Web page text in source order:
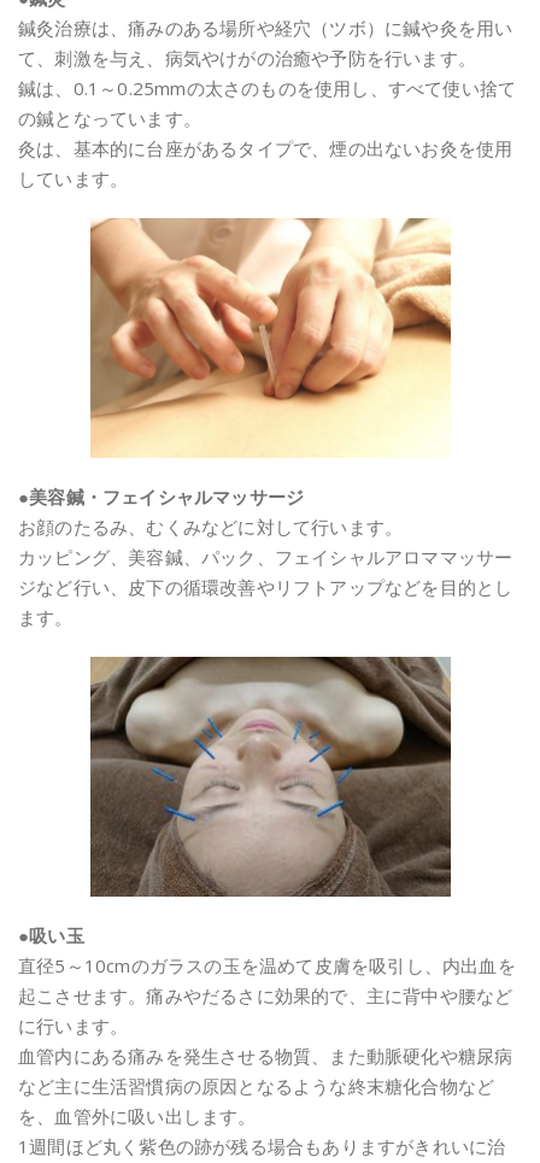
鍼灸治療は、痛みのある場所や経穴（ツボ）に鍼や灸を用い
て、刺激を与え、病気やけがの治癒や予防を行います。
鍼は、0.1～0.25mmの太さのものを使用し、すべて使い捨て
の鍼となっています。
灸は、基本的に台座があるタイプで、煙の出ないお灸を使用
しています。
●美容鍼・フェイシャルマッサージ
お顔のたるみ、むくみなどに対して行います。
カッピング、美容鍼、パック、フェイシャルアロママッサー
ジなど行い、皮下の循環改善やリフトアップなどを目的とし
ます。
●吸い玉
直径5～10cmのガラスの玉を温めて皮膚を吸引し、内出血を
起こさせます。痛みやだるさに効果的で、主に背中や腰など
に行います。
血管内にある痛みを発生させる物質、また動脈硬化や糖尿病
など主に生活習慣病の原因となるような終末糖化合物など
を、血管外に吸い出します。
1週間ほど丸く紫色の跡が残る場合もありますがきれいに治